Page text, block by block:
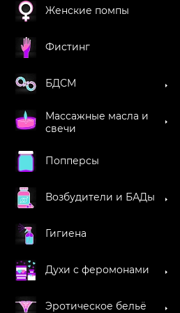
Женские помпы
Фистинг
БДСМ
Массажные масла и
свечи
Попперсы
Возбудители и БАДы
Гигиена
Духи с феромонами
Эротическое бельё